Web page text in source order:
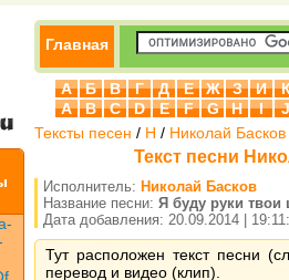
Главная
А Б В Г Д Е Ж З И
A
B C D E F G H I J
Тексты песен / Н / Николай Басков
Текст песни
Исполнитель: Николай Басков
Название песни: Я буду руки твои
Дата добавления: 20.09.2014 |
Тут расположен текст песни
перевод и видео (клип).